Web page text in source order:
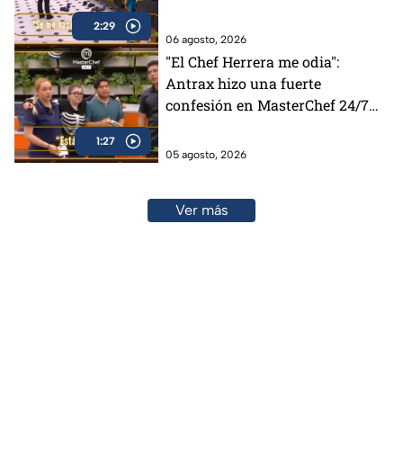
2:29
06 agosto, 2026
1:27
"El Chef Herrera me odia":
Antrax hizo una fuerte
confesión en MasterChef 24/7
05 agosto, 2026
Ver más